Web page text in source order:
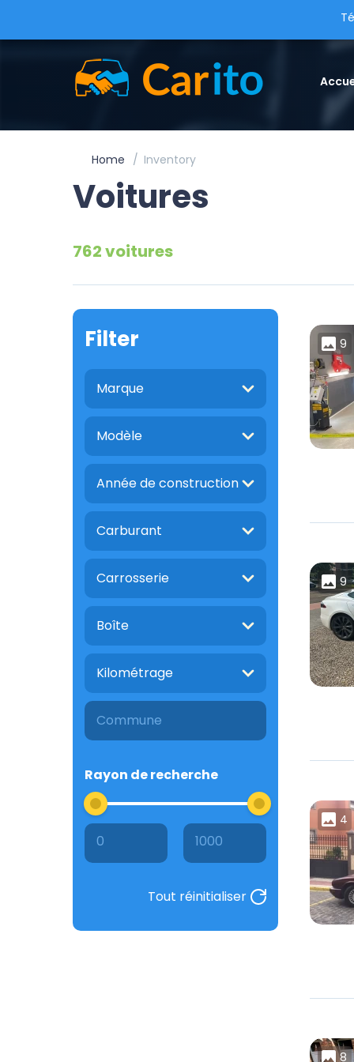
Home Inventory
Voitures
762 voitures
Filter
Marque
Modèle
Année de construction
Carburant
Carrosserie
Boîte
Kilométrage
Rayon de recherche
0 1000
Tout réinitialiser
9
9
4
8